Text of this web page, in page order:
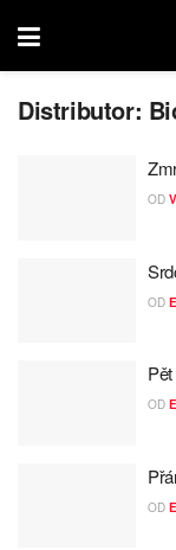
Distributor:
OD
OD
OD
OD